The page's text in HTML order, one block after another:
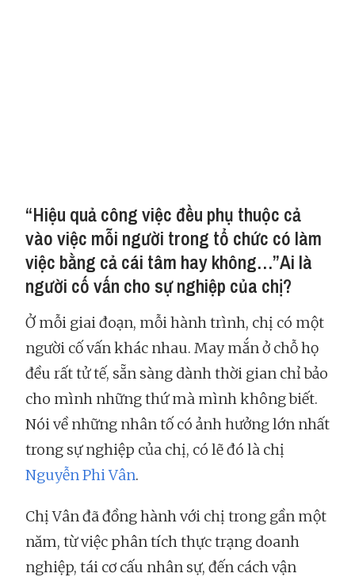
“Hiệu quả công việc đều phụ thuộc cả
vào việc mỗi người trong tổ chức có làm
việc bằng cả cái tâm hay không…”Ai là
người cố vấn cho sự nghiệp của chị?
Ở mỗi giai đoạn, mỗi hành trình, chị có một
người cố vấn khác nhau. May mắn ở chỗ họ
đều rất tử tế, sẵn sàng dành thời gian chỉ bảo
cho mình những thứ mà mình không biết.
Nói về những nhân tố có ảnh hưởng lớn nhất
trong sự nghiệp của chị, có lẽ đó là chị
Nguyễn Phi Vân.
Chị Vân đã đồng hành với chị trong gần một
năm, từ việc phân tích thực trạng doanh
nghiệp, tái cơ cấu nhân sự, đến cách vận